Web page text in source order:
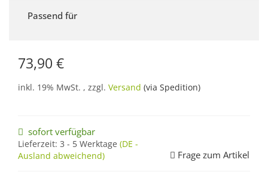
Passend für
73,90 €
inkl. 19% MwSt. , zzgl. Versand (via Spedition)
sofort verfügbar
Lieferzeit: 3 - 5 Werktage (DE -
Ausland abweichend)
Frage zum Artikel